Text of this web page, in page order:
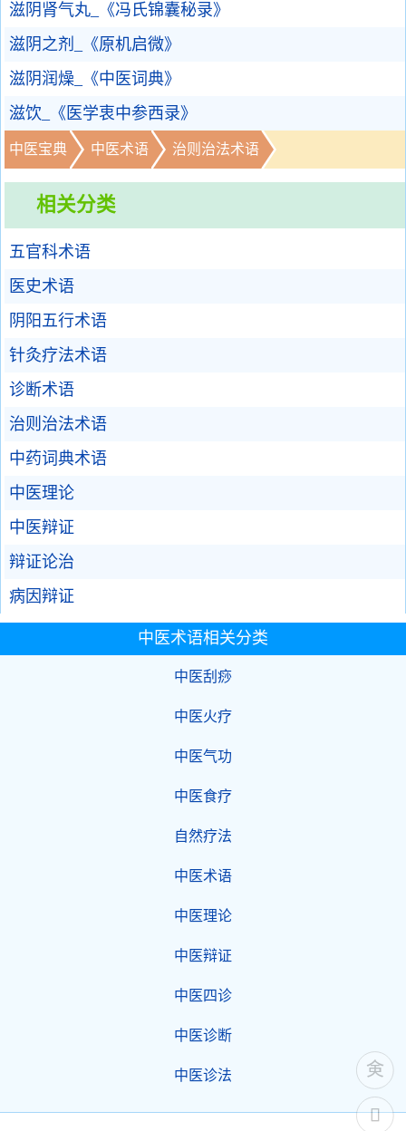
滋阴肾气丸_《冯氏锦囊秘录》
滋阴之剂_《原机启微》
滋阴润燥_《中医词典》
滋饮_《医学衷中参西录》
中医宝典 中医术语 治则治法术语
相关分类
五官科术语
医史术语
阴阳五行术语
针灸疗法术语
诊断术语
治则治法术语
中药词典术语
中医理论
中医辩证
辩证论治
病因辩证
中医术语相关分类
中医刮痧
中医火疗
中医气功
中医食疗
自然疗法
中医术语
中医理论
中医辩证
中医四诊
中医诊断
中医诊法